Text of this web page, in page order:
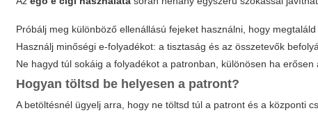
Próbálj meg különböző ellenállású fejeket használni, hogy
Használj minőségi e-folyadékot: a tisztaság és az összetevők
Ne hagyd túl sokáig a folyadékot a patronban, különösen ha
Hogyan töltsd be helyesen a patront?
A betöltésnél ügyelj arra, hogy ne töltsd túl a patront és a központi